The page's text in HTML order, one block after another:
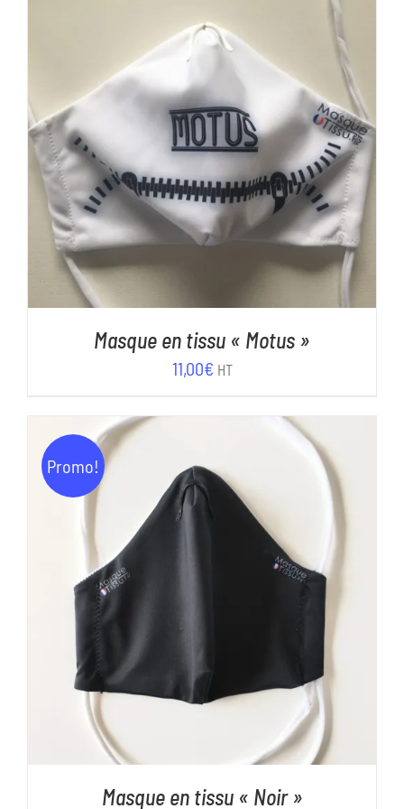
AJOUTER AU PANIER / DÉTAILS
Masque en tissu « Motus »
11,00€ HT
Promo!
AJOUTER AU PANIER
Masque en tissu « Noir »